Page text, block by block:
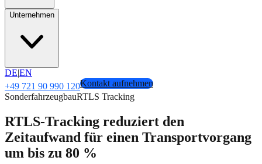
Unternehmen
DE|EN
+49 721 90 990 120Kontakt aufnehmen
SonderfahrzeugbauRTLS Tracking
RTLS-Tracking reduziert den
Zeitaufwand für einen Transportvorgang
um bis zu 80 %